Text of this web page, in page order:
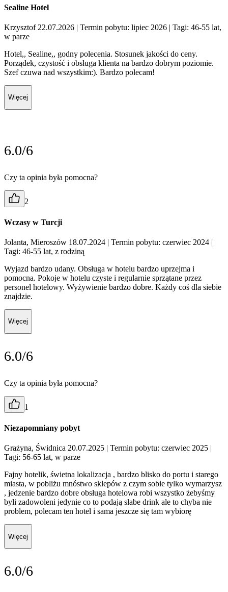
Sealine Hotel
Krzysztof 22.07.2026 | Termin pobytu: lipiec 2026 | Tagi: 46-55 lat,
w parze
Hotel,, Sealine,, godny polecenia. Stosunek jakości do ceny.
Porządek, czystość i obsługa klienta na bardzo dobrym poziomie.
Szef czuwa nad wszystkim:). Bardzo polecam!
Więcej
6.0/6
Czy ta opinia była pomocna?
2
Wczasy w Turcji
Jolanta, Mieroszów 18.07.2024 | Termin pobytu: czerwiec 2024 |
Tagi: 46-55 lat, z rodziną
Wyjazd bardzo udany. Obsługa w hotelu bardzo uprzejma i
pomocna. Pokoje w hotelu czyste i regularnie sprzątane przez
personel hotelowy. Wyżywienie bardzo dobre. Każdy coś dla siebie
znajdzie.
Więcej
6.0/6
Czy ta opinia była pomocna?
1
Niezapomniany pobyt
Grażyna, Świdnica 20.07.2025 | Termin pobytu: czerwiec 2025 |
Tagi: 56-65 lat, w parze
Fajny hotelik, świetna lokalizacja , bardzo blisko do portu i starego
miasta, w pobliżu mnóstwo sklepów z czym sobie tylko wymarzysz
, jedzenie bardzo dobre obsługa hotelowa robi wszystko żebyśmy
byli zadowoleni jedynie co to podają słabe drink ale to chyba nie
problem, polecam ten hotel i sama jeszcze się tam wybiorę
Więcej
6.0/6